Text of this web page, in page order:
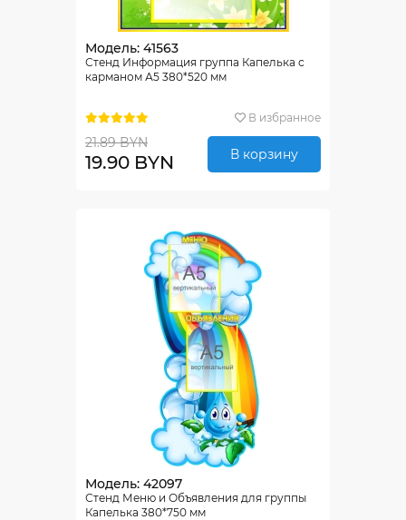
Модель: 41563
Стенд Информация группа Капелька с
карманом А5 380*520 мм
В избранное
21.89 BYN
19.90 BYN В корзину
Модель: 42097
Стенд Меню и Объявления для группы
Капелька 380*750 мм